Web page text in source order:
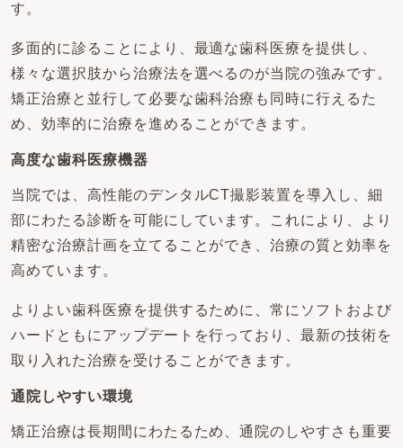
す。
多面的に診ることにより、最適な歯科医療を提供し、
様々な選択肢から治療法を選べるのが当院の強みです。
矯正治療と並行して必要な歯科治療も同時に行えるた
め、効率的に治療を進めることができます。
高度な歯科医療機器
当院では、高性能のデンタルCT撮影装置を導入し、細
部にわたる診断を可能にしています。これにより、より
精密な治療計画を立てることができ、治療の質と効率を
高めています。
よりよい歯科医療を提供するために、常にソフトおよび
ハードともにアップデートを行っており、最新の技術を
取り入れた治療を受けることができます。
通院しやすい環境
矯正治療は長期間にわたるため、通院のしやすさも重要